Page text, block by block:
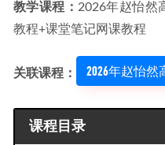
教学课程： 2026年赵怡然
教程+课堂笔记网课教程
关联课程： 2026年赵怡
课程目录